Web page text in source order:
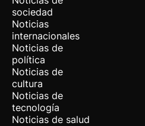
sociedad
Noticias
internacionales
Noticias de
política
Noticias de
cultura
Noticias de
tecnología
Noticias de salud